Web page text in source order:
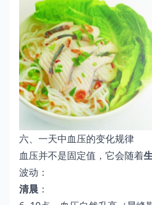
六、一天中血压的变化规律
血压并不是固定值，它会随着
波动：
清晨 ：